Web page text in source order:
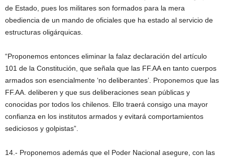
de Estado, pues los militares son formados para la mera
obediencia de un mando de oficiales que ha estado al servicio de
estructuras oligárquicas.
“Proponemos entonces eliminar la falaz declaración del artículo
101 de la Constitución, que señala que las FF.AA en tanto cuerpos
armados son esencialmente ‘no deliberantes’. Proponemos que las
FF.AA. deliberen y que sus deliberaciones sean públicas y
conocidas por todos los chilenos. Ello traerá consigo una mayor
confianza en los institutos armados y evitará comportamientos
sediciosos y golpistas”.
14.- Proponemos además que el Poder Nacional asegure, con las